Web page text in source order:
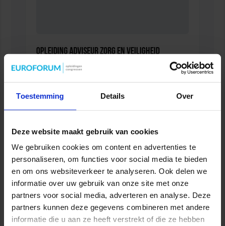
Toestemming Details Over
Deze website maakt gebruik van cookies
We gebruiken cookies om content en advertenties te
personaliseren, om functies voor social media te bieden
en om ons websiteverkeer te analyseren. Ook delen we
informatie over uw gebruik van onze site met onze
partners voor social media, adverteren en analyse. Deze
partners kunnen deze gegevens combineren met andere
informatie die u aan ze heeft verstrekt of die ze hebben
Opleiding Adviseur zorg en veiligheid
VEILIGHEID
Gebouwbeheer en veiligheid